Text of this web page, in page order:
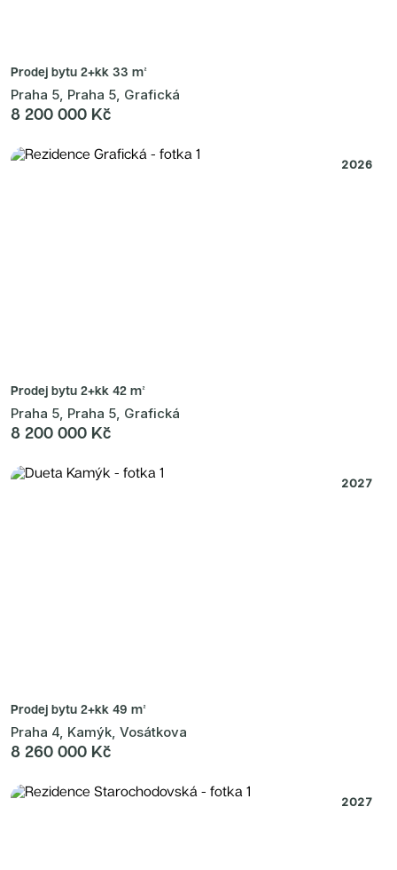
Prodej bytu 2+kk 33 m²
Praha 5, Praha 5, Grafická
8 200 000 Kč
2026
Prodej bytu 2+kk 42 m²
Praha 5, Praha 5, Grafická
8 200 000 Kč
2027
Prodej bytu 2+kk 49 m²
Praha 4, Kamýk, Vosátkova
8 260 000 Kč
2027